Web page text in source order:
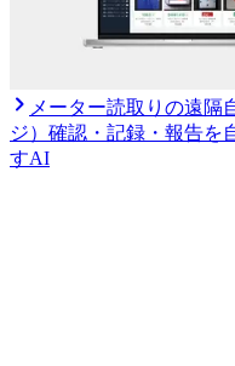
メーター読取りの遠隔
ジ） 確認・記録・報告を
すAI